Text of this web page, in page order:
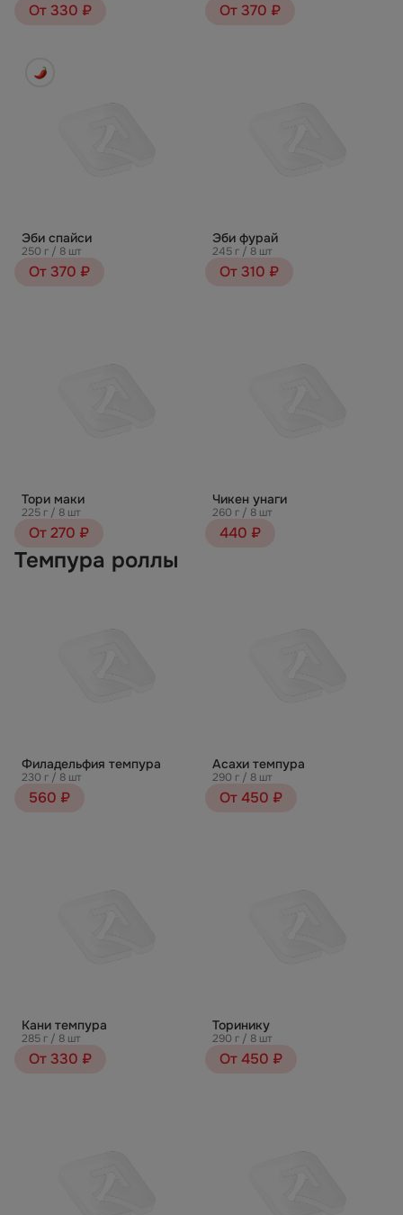
От 330 ₽ От 370 ₽
Эби спайси
250 г / 8 шт
От 370 ₽
Эби фурай
245 г / 8 шт
От 310 ₽
Тори маки
225 г / 8 шт
От 270 ₽
Чикен унаги
260 г / 8 шт
440 ₽
Темпура роллы
Филадельфия темпура
230 г / 8 шт
560 ₽
Асахи темпура
290 г / 8 шт
От 450 ₽
Кани темпура
285 г / 8 шт
От 330 ₽
Торинику
290 г / 8 шт
От 450 ₽